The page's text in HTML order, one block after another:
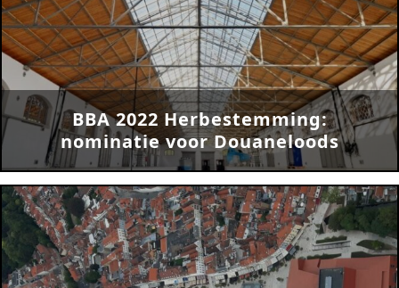
urban development
monumenten
industrie
NIEUWS
JOBS
CONTACT
NEDERLANDS
English
BBA 2022 Herbestemming:
nominatie voor Douaneloods